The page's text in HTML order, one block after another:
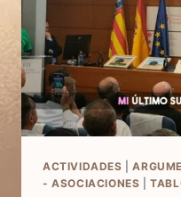
ACTIVIDADES |
- ASOCIACIONES |